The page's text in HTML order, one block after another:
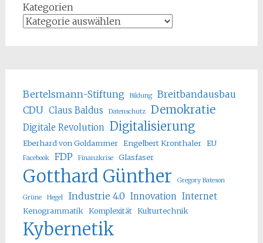
Kategorien
Bertelsmann-Stiftung Bildung
Breitbandausbau
CDU Claus Baldus Datenschutz Demokratie
Digitale Revolution Digitalisierung
Eberhard von Goldammer Engelbert Kronthaler EU
Facebook FDP Finanzkrise Glasfaser
Gotthard Günther Gregory Bateson
Grüne Hegel Industrie 4.0 Innovation Internet
Kenogrammatik Komplexität Kulturtechnik
Kybernetik